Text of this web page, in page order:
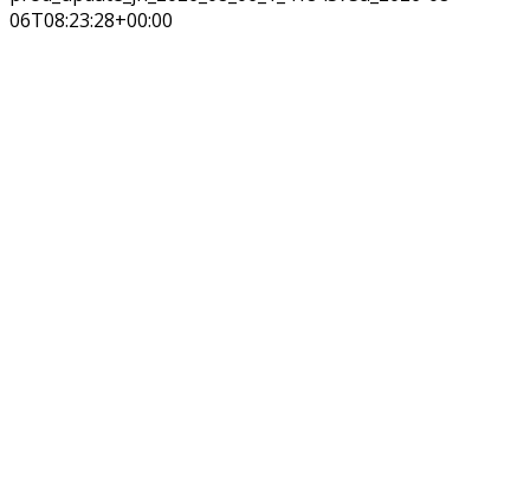
06T08:23:28+00:00